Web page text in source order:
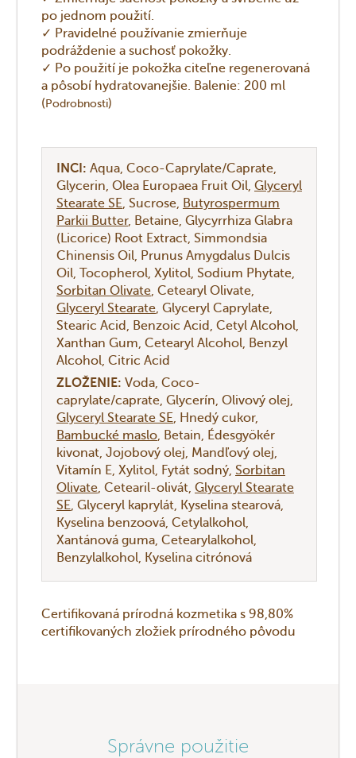
po jednom použití.
✓ Pravidelné používanie zmierňuje
podráždenie a suchosť pokožky.
✓ Po použití je pokožka citeľne regenerovaná
a pôsobí hydratovanejšie. Balenie: 200 ml
(Podrobnosti)
INCI: Aqua Coco-Caprylate/Caprate
Glycerin Olea Europaea Fruit Oil Glyceryl
Stearate SE Sucrose Butyrospermum
Parkii Butter Betaine Glycyrrhiza Glabra
(Licorice) Root Extract Simmondsia
Chinensis Oil Prunus Amygdalus Dulcis
Oil Tocopherol Xylitol Sodium Phytate
Sorbitan Olivate Cetearyl Olivate
Glyceryl Stearate Glyceryl Caprylate
Stearic Acid
Benzoic Acid Cetyl Alcohol
Xanthan Gum Cetearyl Alcohol Benzyl
Alcohol Citric Acid
ZLOŽENIE: Voda Coco-
caprylate/caprate Glycerín Olivový olej
Glyceryl Stearate SE Hnedý cukor
Bambucké maslo Betain
Édesgyökér
kivonat Jojobový olej Mandľový olej
Vitamín E Xylitol Fytát sodný Sorbitan
Olivate Cetearil-olivát Glyceryl Stearate
SE Glyceryl kaprylát Kyselina stearová
Kyselina benzoová Cetylalkohol
Xantánová guma Cetearylalkohol
Benzylalkohol Kyselina citrónová
Certifikovaná prírodná kozmetika s 98,80%
certifikovaných zložiek prírodného pôvodu
Správne použitie